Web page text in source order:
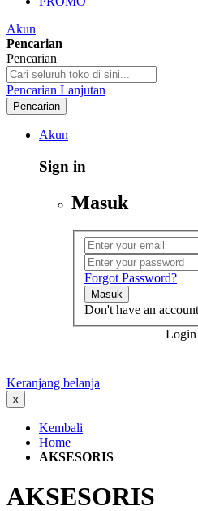
Akun
Pencarian
Pencarian
Pencarian Lanjutan
Pencarian
Akun
Sign in
Masuk
Forgot Password?
Masuk
Don't have an
Keranjang belanja
x
Kembali
Home
AKSESORIS
AKSESORIS